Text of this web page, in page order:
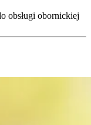
obsługi obornickiej